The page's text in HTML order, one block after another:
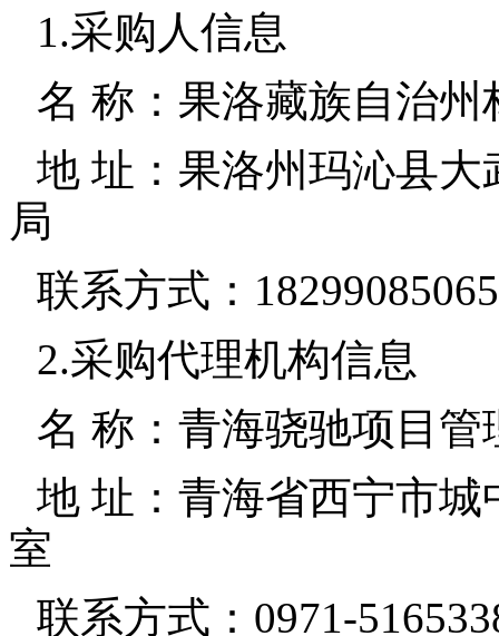
1.采购人信息
名 称：果洛藏族自治州
地 址：果洛州玛沁县
局
联系方式：18299085065
2.采购代理机构信息
名 称：青海骁驰项目管
地 址：青海省西宁市城
室
联系方式：0971-